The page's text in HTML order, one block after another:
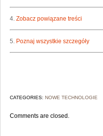
4. Zobacz powiązane treści
5. Poznaj wszystkie szczegóły
CATEGORIES: NOWE TECHNOLOGIE
Comments are closed.